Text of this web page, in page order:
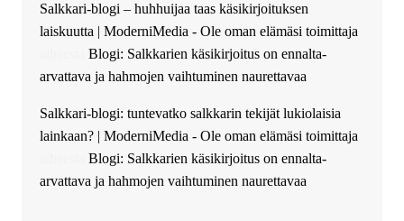
The Admin: High five! You’ve
successfully installed Simple
Ajax Chat.
Salkkari-blogi – huhhuijaa taas käsikirjoituksen
laiskuutta | ModerniMedia - Ole oman elämäsi toimittaja
Blogi: Salkkarien käsikirjoitus on ennalta-
arvattava ja hahmojen vaihtuminen naurettavaa
Salkkari-blogi: tuntevatko salkkarin tekijät lukiolaisia
lainkaan? | ModerniMedia - Ole oman elämäsi toimittaja
Blogi: Salkkarien käsikirjoitus on ennalta-
arvattava ja hahmojen vaihtuminen naurettavaa